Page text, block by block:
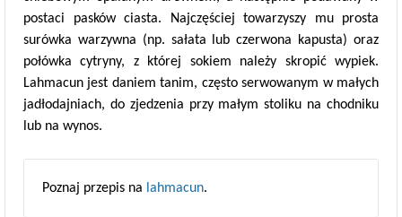
postaci pasków ciasta. Najczęściej towarzyszy mu prosta
surówka warzywna (np. sałata lub czerwona kapusta) oraz
połówka cytryny, z której sokiem należy skropić wypiek.
Lahmacun jest daniem tanim, często serwowanym w małych
jadłodajniach, do zjedzenia przy małym stoliku na chodniku
lub na wynos.
Poznaj przepis na lahmacun.